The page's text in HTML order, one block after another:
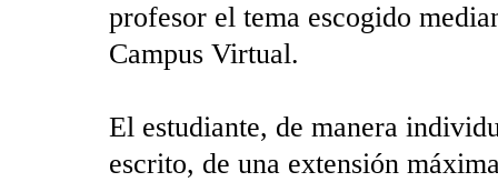
profesor el tema escogido
Campus Virtual.
El estudiante, de manera
escrito, de una extensión